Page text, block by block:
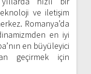
ve iletişim
Romanya’da
en iyi
en büyüleyici
geçirmek için